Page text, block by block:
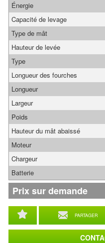
PARTAGER
Énergie
Capacité de levage
Type de mât
Hauteur de levée
Type
Longueur des fourches
Longueur
Largeur
Poids
Hauteur du mât abaissé
Moteur
Chargeur
Batterie
Prix sur demande